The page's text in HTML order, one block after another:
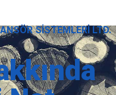
SISTEMLERI LTD.